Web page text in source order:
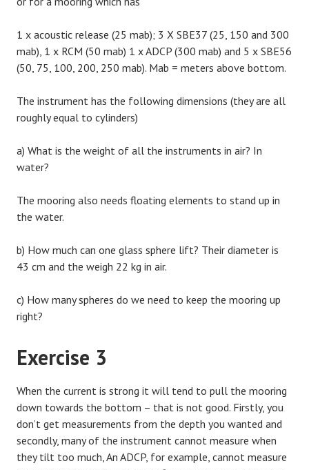
1 x acoustic release (25 mab); 3 X SBE37 (25, 150 and 300
mab), 1 x RCM (50 mab) 1 x ADCP (300 mab) and 5 x SBE56
(50, 75, 100, 200, 250 mab). Mab = meters above bottom.
The instrument has the following dimensions (they are all
roughly equal to cylinders)
a) What is the weight of all the instruments in air? In
water?
The mooring also needs floating elements to stand up in
the water.
b) How much can one glass sphere lift? Their diameter is
43 cm and the weigh 22 kg in air.
c) How many spheres do we need to keep the mooring up
right?
Exercise 3
When the current is strong it will tend to pull the mooring
down towards the bottom – that is not good. Firstly, you
don’t get measurements from the depth you wanted and
secondly, many of the instrument cannot measure when
they tilt too much, An ADCP, for example, cannot measure